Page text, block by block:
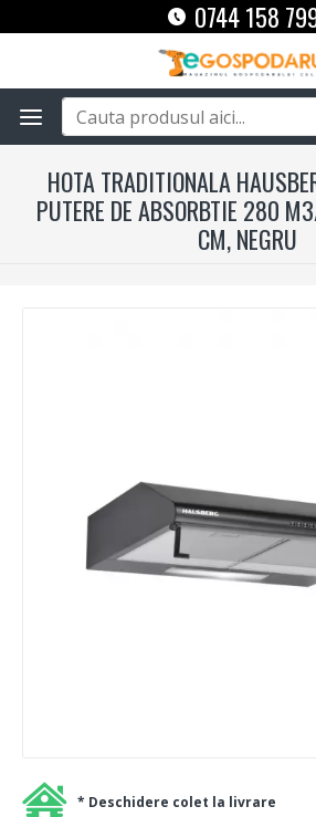
0744 158
HOTA TRADITIONALA
PUTERE DE ABSORBTIE 280
CM, NEGRU
* Deschidere colet la livrare